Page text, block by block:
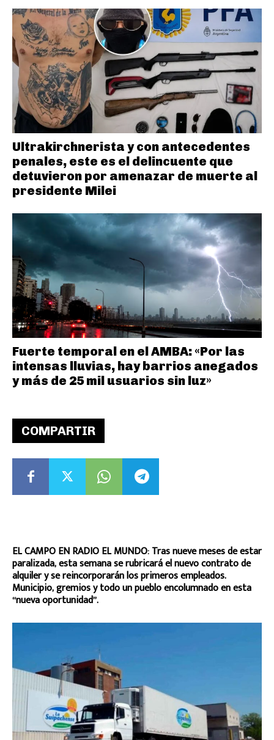
COMPARTIR
EL CAMPO EN RADIO EL MUNDO: Tras nueve meses de estar
paralizada, esta semana se rubricará el nuevo contrato de
alquiler y se reincorporarán los primeros empleados.
Municipio, gremios y todo un pueblo encolumnado en esta
“nueva oportunidad”.
Ultrakirchnerista y con antecedentes
penales, este es el delincuente que
detuvieron por amenazar de muerte al
presidente Milei
Fuerte temporal en el AMBA: «Por las
intensas lluvias, hay barrios anegados
y más de 25 mil usuarios sin luz»